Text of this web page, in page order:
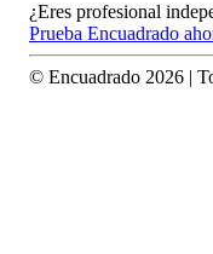
¿Eres profesional
Prueba Encuadrado
© Encuadrado 2026 |